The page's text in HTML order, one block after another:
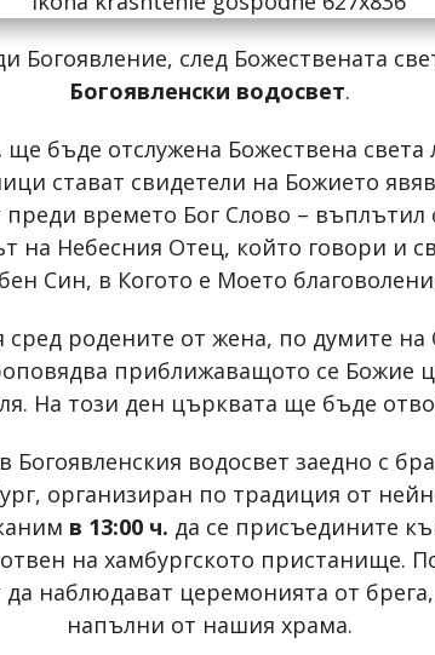
Богоявление, след Божествената
Богоявленски водосвет.
ще бъде отслужена Божествена
стават свидетели на Божието
времето Бог Слово – въплътил
Небесния Отец, който говори и
Син, в Когото е Моето
сред родените от жена, по думите
приближаващото се Божие
На този ден църквата ще бъде
водосвет заедно с
организиран по традиция от
в 13:00 ч. да се присъедините
на хамбургското пристанище.
наблюдават церемонията от брега,
напълни от нашия храма.